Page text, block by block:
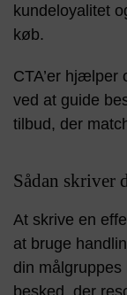
kundeloyalitet
køb.
CTA’er hjælper
ved at guide
tilbud, der
Sådan skriver
At skrive en
at bruge
din
besked, der